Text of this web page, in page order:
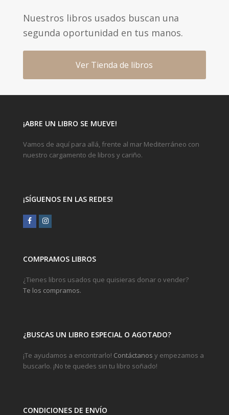
Nuestros libros usados buscan una
segunda oportunidad en tus manos.
Ver Tienda de libros
¡ABRE UN LIBRO SE MUEVE!
Vamos de aquí para allá, frente al mar Mediterráneo con
nuestro cargamento de libros y cariño.
¡SÍGUENOS EN LAS REDES!
FacebookInstagram
COMPRAMOS LIBROS
¿Tienes libros usados que quisieras donar o vender?
Te los compramos.
¿BUSCAS UN LIBRO ESPECIAL O AGOTADO?
¡Te ayudamos a encontrarlo! Contáctanos y empezamos a
buscarlo. ¡No te quedes sin tu libro soñado!
CONDICIONES DE ENVÍO